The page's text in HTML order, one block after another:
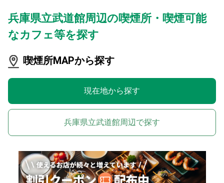
兵庫県立武道館周辺の喫煙所・喫煙可能
なカフェ等を探す
喫煙所MAPから探す
現在地から探す
兵庫県立武道館周辺で探す